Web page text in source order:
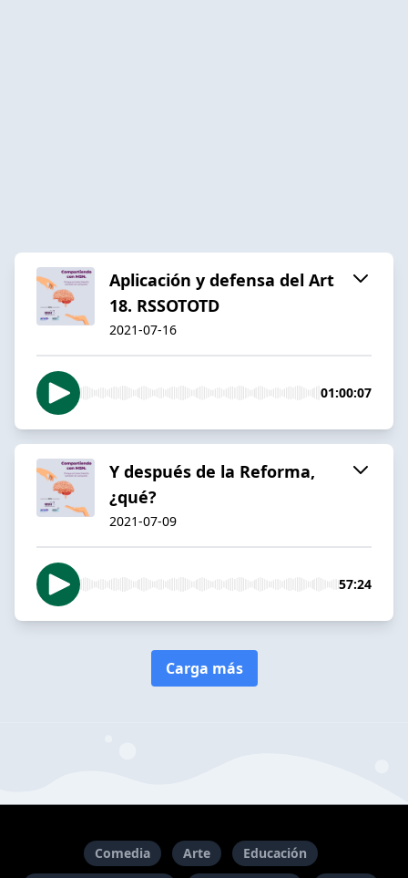
Aplicación y defensa del Art
18. RSSOTOTD
2021-07-16
01:00:07
Y después de la Reforma,
¿qué?
2021-07-09
57:24
Carga más
Comedia Arte
Educación